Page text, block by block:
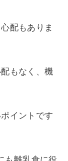
配もありま
もなく、機
イントです